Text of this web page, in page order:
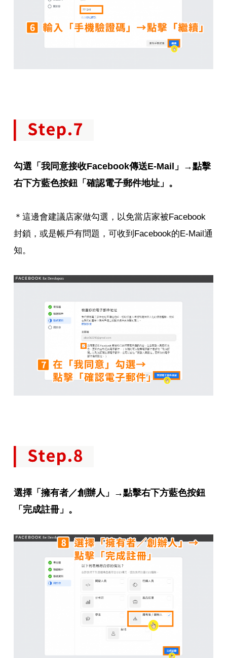
勾選「我同意接收Facebook傳送E-Mail」→點擊
右下方藍色按鈕「確認電子郵件地址」。
＊這邊會建議店家做勾選，以免當店家被Facebook
封鎖，或是帳戶有問題，可收到Facebook的E-Mail通
知。
選擇「擁有者／創辦人」→點擊右下方藍色按鈕
「完成註冊」。